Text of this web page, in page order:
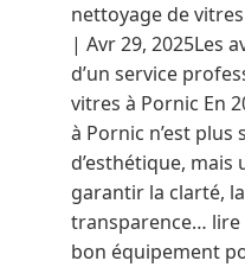
nettoyage de
| Avr 29, 2025Les
d’un service
vitres à Pornic En
à Pornic n’est
d’esthétique,
garantir la clarté,
transparence… lire
bon équipement